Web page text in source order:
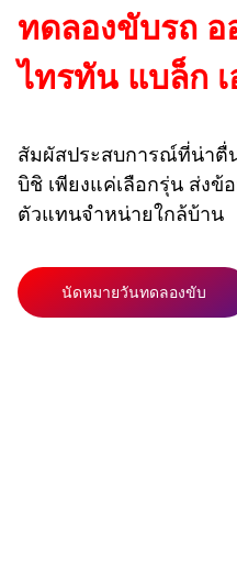
ทดลองขับรถ
ไทรทัน แบล็ก
สัมผัสประสบการณ์ที่น่าตื่
บิชิ เพียงแค่เลือกรุ่น ส่ง
ตัวแทนจำหน่ายใกล้บ้าน
นัดหมายวันทดลองขับ